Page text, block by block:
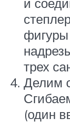
фигуры
трех
Делим
(один